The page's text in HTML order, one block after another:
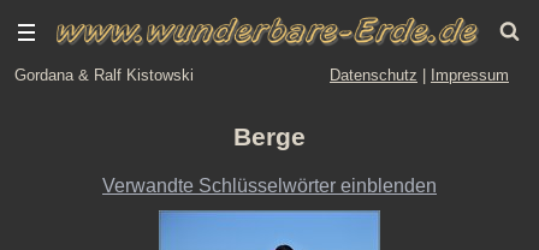
Gordana & Ralf Kistowski Datenschutz Impressum
Berge
Verwandte Schlüsselwörter einblenden